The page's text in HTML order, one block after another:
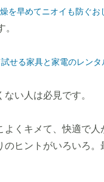
を早めてニオイも防ぐお
。
せる家具と家電のレンタ
い人は必見です。
よくキメて、快適で人
のヒントがいろいろ